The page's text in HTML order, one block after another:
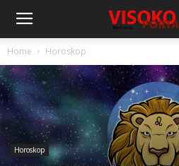
Home Horoskop
Horoskop